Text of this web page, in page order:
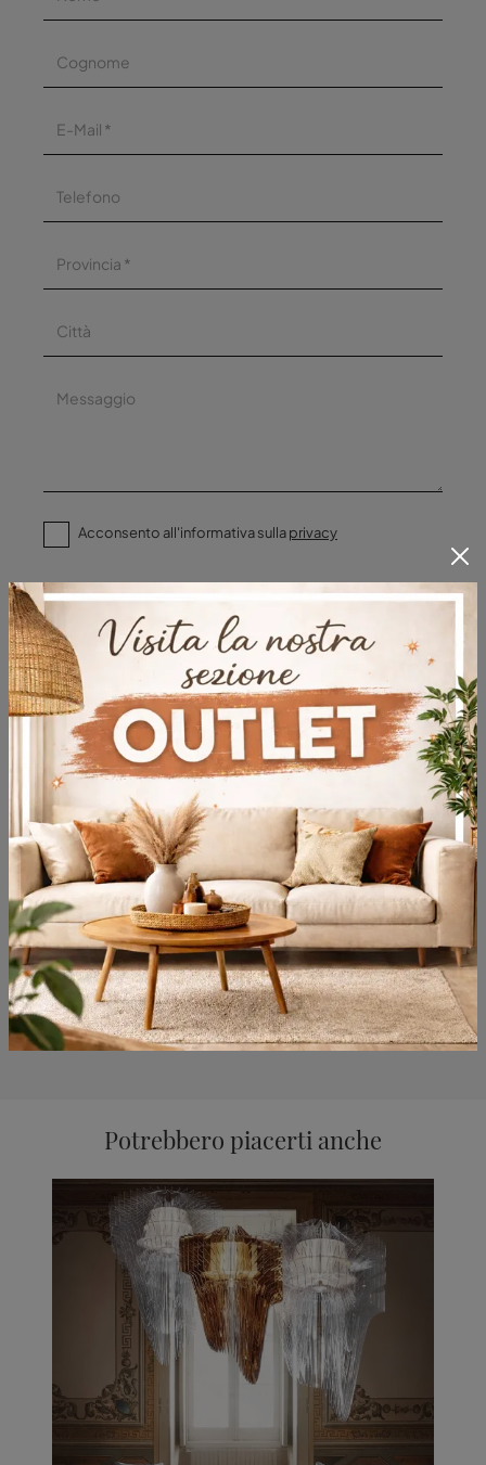
Sfoglia i cataloghi
Acconsento all'informativa sullaprivacy
Potrebbero piacerti anche